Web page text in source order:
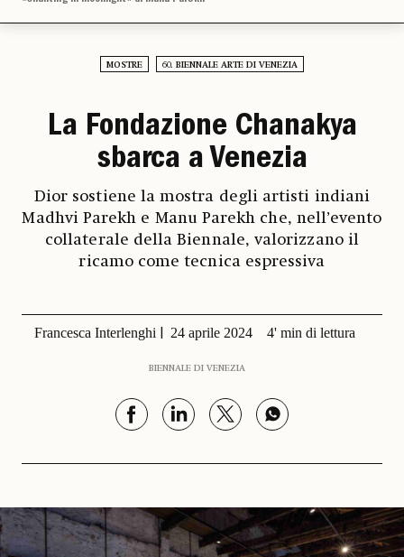
MOSTRE 60. BIENNALE ARTE DI VENEZIA
La Fondazione Chanakya
sbarca a Venezia
Dior sostiene la mostra degli artisti indiani
Madhvi Parekh e Manu Parekh che, nell’evento
collaterale della Biennale, valorizzano il
ricamo come tecnica espressiva
Francesca Interlenghi 24 aprile 2024 4' min di lettura
BIENNALE DI VENEZIA